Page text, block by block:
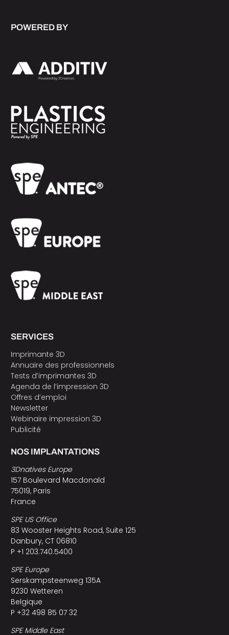
POWERED BY
SERVICES
Imprimante 3D
Annuaire des professionnels
Tests d’imprimantes 3D
Agenda de l’impression 3D
Offres d’emploi
Newsletter
Webinaire impression 3D
Publicité
NOS IMPLANTATIONS
3Dnatives Europe
157 Boulevard Macdonald
75019, Paris
France
SPE US Office
83 Wooster Heights Road, Suite 125
Danbury, CT 06810
P +1 203.740.5400
SPE Europe
Serskampsteenweg 135A
9230 Wetteren
Belgique
P +32 498 85 07 32
SPE Middle East